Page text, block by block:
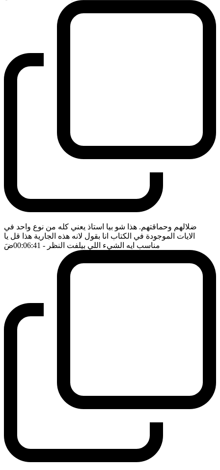
ضلالهم وحماقتهم. هذا شو بيا استاذ يعني كله من نوع واحد في
الايات الموجودة في الكتاب انا بقول لانه هذه الجارية هذا قل يا
مناسب ايه الشيء اللي بيلفت النظر - 00:06:41 ضَ